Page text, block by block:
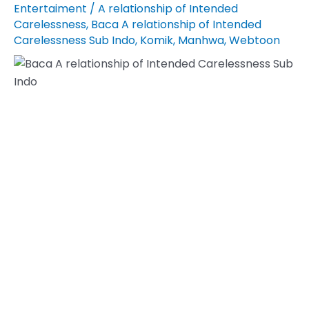
Entertaiment / A relationship of Intended
Carelessness, Baca A relationship of Intended
Carelessness Sub Indo, Komik, Manhwa,Webtoon